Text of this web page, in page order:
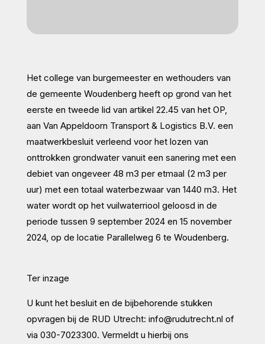
Het college van burgemeester en wethouders van
de gemeente Woudenberg heeft op grond van het
eerste en tweede lid van artikel 22.45 van het OP,
aan Van Appeldoorn Transport & Logistics B.V. een
maatwerkbesluit verleend voor het lozen van
onttrokken grondwater vanuit een sanering met een
debiet van ongeveer 48 m3 per etmaal (2 m3 per
uur) met een totaal waterbezwaar van 1440 m3. Het
water wordt op het vuilwaterriool geloosd in de
periode tussen 9 september 2024 en 15 november
2024, op de locatie Parallelweg 6 te Woudenberg.
Ter inzage
U kunt het besluit en de bijbehorende stukken
opvragen bij de RUD Utrecht: info@rudutrecht.nl of
via 030-7023300. Vermeldt u hierbij ons